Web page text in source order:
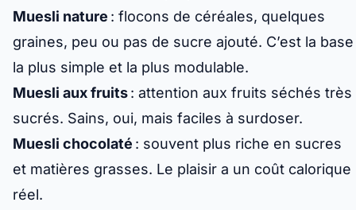
Muesli nature : flocons de céréales, quelques
graines, peu ou pas de sucre ajouté. C’est la base
la plus simple et la plus modulable.
Muesli aux fruits: attention aux fruits séchés très
sucrés. Sains, oui, mais faciles à surdoser.
Muesli chocolaté : souvent plus riche en sucres
et matières grasses. Le plaisir a un coût calorique
réel.